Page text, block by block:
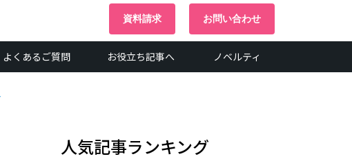
資料請求 お問い合わせ
よくあるご質問 お役立ち記事へ ノベルティ
人気記事ランキング